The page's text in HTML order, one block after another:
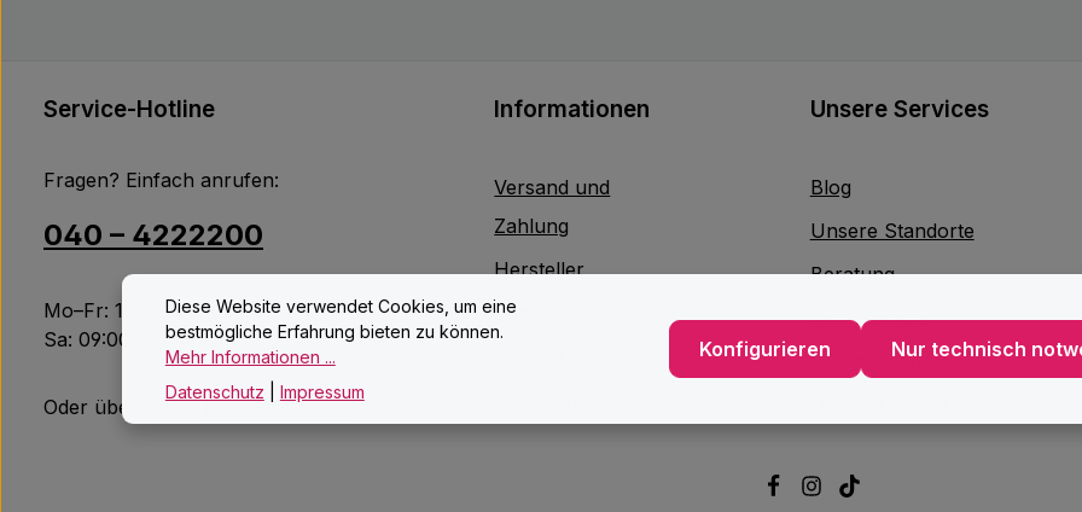
Service-Hotline
Fragen? Einfach anrufen:
040 – 4222200
Mo–Fr: 10:00 – 18:00 Uhr
Sa: 09:00 – 14:00 Uhr
Oder über unserKontaktformular.
Informationen
Versand und
Zahlung
Hersteller
Jobs
Unsere Services
Blog
Unsere Standorte
Beratung
Lieferservice
Verpackungsservice
Diese Website verwendet Cookies, um eine
bestmögliche Erfahrung bieten zu können.
Mehr Informationen ...
Datenschutz
Impressum
Nur technisch
Konfigurieren